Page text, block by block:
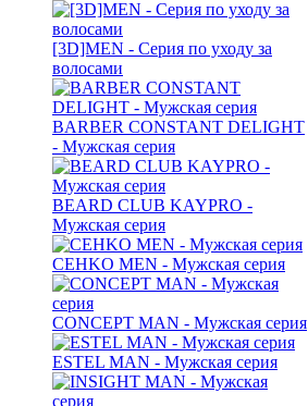
[3D]MEN - Серия по уходу за
волосами
BARBER CONSTANT DELIGHT
- Мужская серия
BEARD CLUB KAYPRO -
Мужская серия
CEHKO MEN - Мужская серия
CONCEPT MAN - Мужская серия
ESTEL MAN - Мужская серия